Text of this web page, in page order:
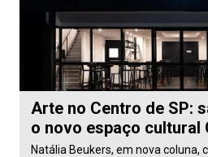
Arte no Centro de SP:
o novo espaço cultural
Natália Beukers, em nova coluna,